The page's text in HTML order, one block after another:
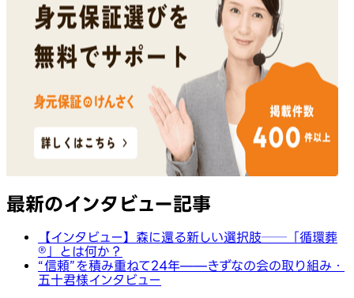
最新のインタビュー記事
【インタビュー】森に還る新しい選択肢──「循環葬
®︎」とは何か？
“信頼”を積み重ねて24年——きずなの会の取り組み・
五十君様インタビュー